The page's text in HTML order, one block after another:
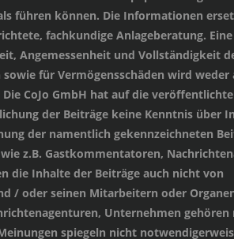
führen können. Die Informationen
fachkundige Anlageberatung.
Angemessenheit und Vollständigkeit
für Vermögensschäden wird weder
CoJo GmbH hat auf die
der Beiträge keine Kenntnis über
der namentlich gekennzeichneten
z.B. Gastkommentatoren,
die Inhalte der Beiträge auch nicht von
/ oder seinen Mitarbeitern oder
Unternehmen gehören
spiegeln nicht